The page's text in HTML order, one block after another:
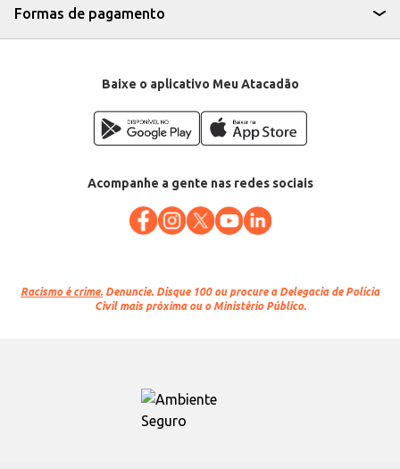
Formas de pagamento
Baixe o aplicativo Meu Atacadão
Acompanhe a gente nas redes sociais
Racismo é crime. Denuncie. Disque 100 ou procure a Delegacia de Polícia
Civil mais próxima ou o Ministério Público.